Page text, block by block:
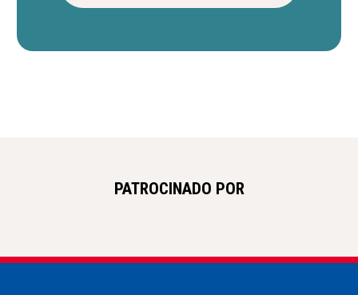
PATROCINADO POR